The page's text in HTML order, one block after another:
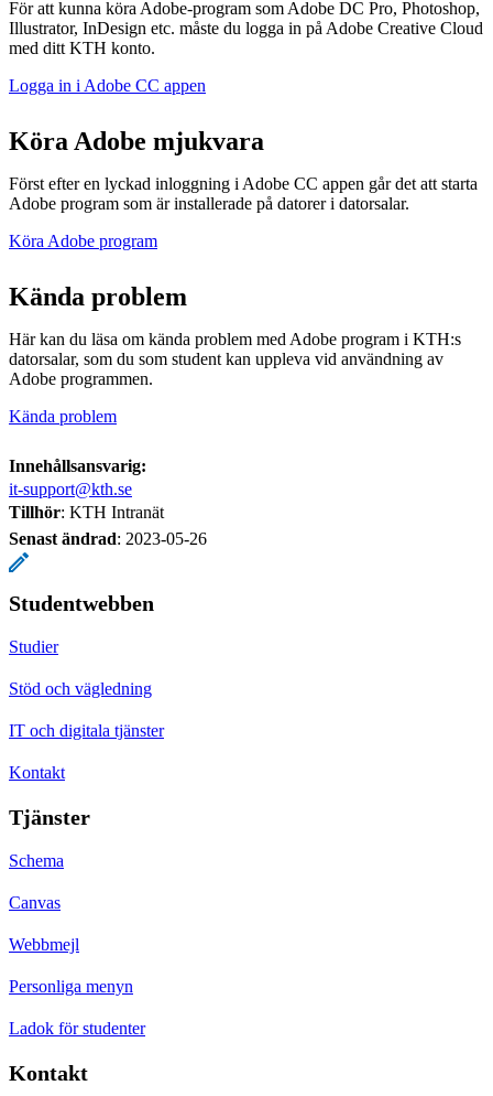
För att kunna köra Adobe-program som Adobe DC Pro, Photoshop,
Illustrator, InDesign etc. måste du logga in på Adobe Creative Cloud
med ditt KTH konto.
Logga in i Adobe CC appen
Köra Adobe mjukvara
Först efter en lyckad inloggning i Adobe CC appen går det att starta
Adobe program som är installerade på datorer i datorsalar.
Köra Adobe program
Kända problem
Här kan du läsa om kända problem med Adobe program i KTH:s
datorsalar, som du som student kan uppleva vid användning av
Adobe programmen.
Kända problem
Innehållsansvarig:
it-support@kth.se
Tillhör: KTH Intranät
Senast ändrad: 2023-05-26
Studentwebben
Studier
Stöd och vägledning
IT och digitala tjänster
Kontakt
Tjänster
Schema
Canvas
Webbmejl
Personliga menyn
Ladok för studenter
Kontakt